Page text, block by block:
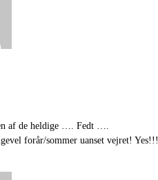
af de heldige …. Fedt ….
forår/sommer uanset vejret! Yes!!!